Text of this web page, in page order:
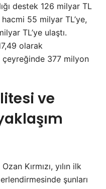
destek 126 milyar TL
55 milyar TL’ye,
TL’ye ulaştı.
olarak
çeyreğinde 377 milyon
ve
Kırmızı, yılın ilk
şunları